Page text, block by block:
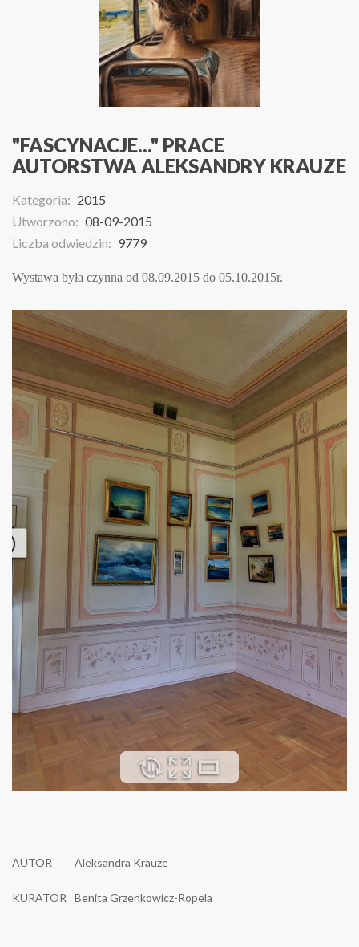
"FASCYNACJE..." PRACE
AUTORSTWA ALEKSANDRY KRAUZE
Kategoria: 2015
Utworzono: 08-09-2015
Liczba odwiedzin: 9779
Wystawa była czynna od 08.09.2015 do 05.10.2015r.
AUTOR Aleksandra Krauze
KURATOR Benita Grzenkowicz-Ropela